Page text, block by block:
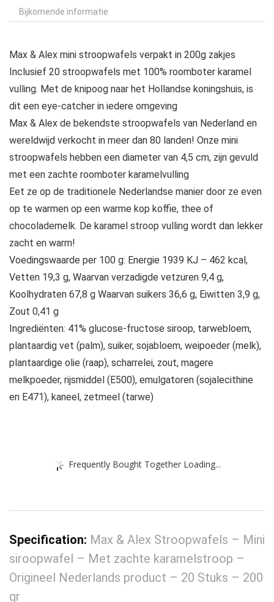
Bijkomende informatie
Max & Alex mini stroopwafels verpakt in 200g zakjes
Inclusief 20 stroopwafels met 100% roomboter karamel
vulling. Met de knipoog naar het Hollandse koningshuis, is
dit een eye-catcher in iedere omgeving
Max & Alex de bekendste stroopwafels van Nederland en
wereldwijd verkocht in meer dan 80 landen! Onze mini
stroopwafels hebben een diameter van 4,5 cm, zijn gevuld
met een zachte roomboter karamelvulling
Eet ze op de traditionele Nederlandse manier door ze even
op te warmen op een warme kop koffie, thee of
chocolademelk. De karamel stroop vulling wordt dan lekker
zacht en warm!
Voedingswaarde per 100 g: Energie 1939 KJ – 462 kcal,
Vetten 19,3 g, Waarvan verzadigde vetzuren 9,4 g,
Koolhydraten 67,8 g Waarvan suikers 36,6 g, Eiwitten 3,9 g,
Zout 0,41 g
Ingrediënten: 41% glucose-fructose siroop, tarwebloem,
plantaardig vet (palm), suiker, sojabloem, weipoeder (melk),
plantaardige olie (raap), scharrelei, zout, magere
melkpoeder, rijsmiddel (E500), emulgatoren (sojalecithine
en E471), kaneel, zetmeel (tarwe)
Frequently Bought Together Loading...
Specification: Max & Alex Stroopwafels – Mini
siroopwafel – Met zachte karamelstroop –
Origineel Nederlands product – 20 Stuks – 200
gr